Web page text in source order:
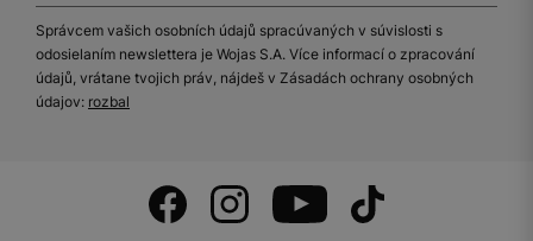
Správcem vašich osobních údajů spracúvaných v súvislosti s
odosielaním newslettera je Wojas S.A. Více informací o zpracování
údajů, vrátane tvojich práv, nájdeš v Zásadách ochrany osobných
údajov: rozbal